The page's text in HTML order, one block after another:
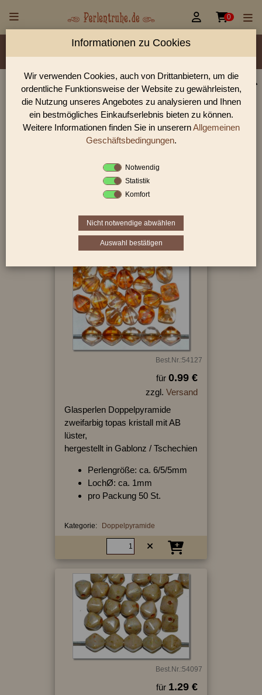
 0
Material/Glassorte Sorte/Form Farbe
Größen
Lochdurchmesser
Perlen Shop für gedrückte Perlen Doppelpyramide
In unserem Perlen Shop finden sie zahlreich gedrückte Perlen
Doppelpyramide und viele weiter Glasperlen.
Sie befinden sich in folgender Kategorie:
gedrückte Perlen|Doppelpyramide
Best.Nr.:54127
für 0.99 €
zzgl. Versand
Glasperlen Doppelpyramide
zweifarbig topas kristall mit AB
lüster,
hergestellt in Gablonz / Tschechien
Perlengröße: ca. 6/5/5mm
LochØ: ca. 1mm
pro Packung 50 St.
Kategorie: Doppelpyramide
Best.Nr.:54097
für 1.29 €
Informationen zu Cookies
Wir verwenden Cookies, auch von Drittanbietern, um die
ordentliche Funktionsweise der Website zu gewährleisten,
die Nutzung unseres Angebotes zu analysieren und Ihnen
ein bestmögliches Einkaufserlebnis bieten zu können.
Weitere Informationen finden Sie in unserernAllgemeinen
Geschäftsbedingungen.
Notwendig
Statistik
Komfort
Nicht notwendige abwählen
Auswahl bestätigen